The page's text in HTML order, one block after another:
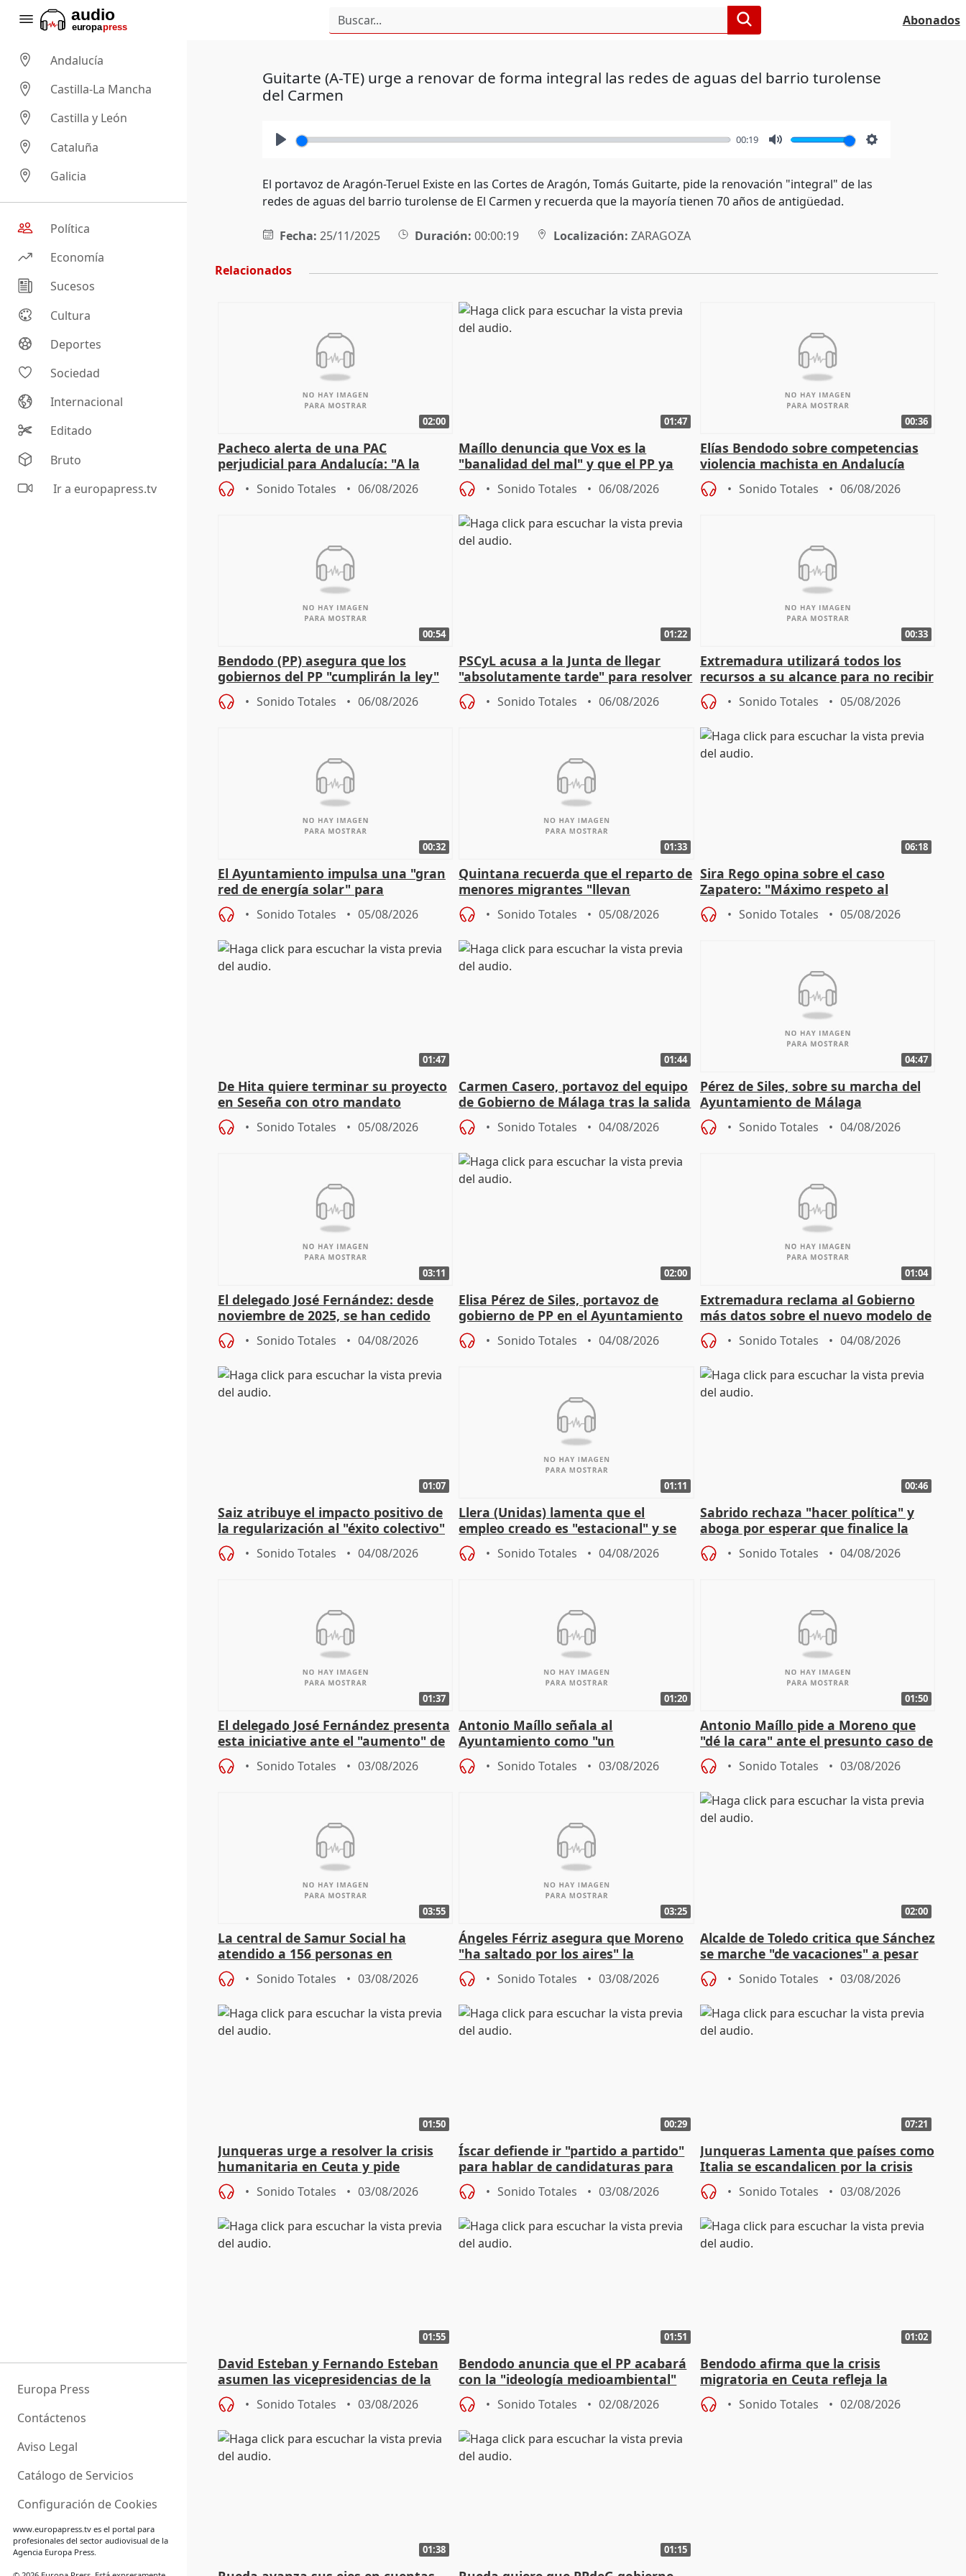
Abonados
Andalucía
Castilla-La Mancha
Castilla y León
Cataluña
Galicia
Política
Economía
Sucesos
Cultura
Deportes
Sociedad
Internacional
Editado
Bruto
Ir a europapress.tv
Europa Press
Contáctenos
Aviso Legal
Catálogo de Servicios
Configuración de Cookies
www.europapress.tves el portal para
profesionales del sector audiovisual de la
Agencia Europa Press.
Guitarte (A-TE) urge a renovar de forma integral las redes de aguas del barrio turolense
del Carmen
00:19
El portavoz de Aragón-Teruel Existe en las Cortes de Aragón, Tomás Guitarte, pide la renovación "integral" de las
redes de aguas del barrio turolense de El Carmen y recuerda que la mayoría tienen 70 años de antigüedad.
Fecha: 25/11/2025 Duración: 00:00:19 Localización: ZARAGOZA
Relacionados
02:00
Pacheco alerta de una PAC
perjudicial para Andalucía: "A la
agricultura hay que protegerla"
Sonido Totales 06/08/2026
01:47
Maíllo denuncia que Vox es la
"banalidad del mal" y que el PP ya
asume todas sus tesis
Sonido Totales 06/08/2026
00:36
Elías Bendodo sobre competencias
violencia machista en Andalucía
Sonido Totales 06/08/2026
00:54
Bendodo (PP) asegura que los
gobiernos del PP "cumplirán la ley"
sobre los menores migrantes
Sonido Totales 06/08/2026
01:22
PSCyL acusa a la Junta de llegar
"absolutamente tarde" para resolver
problemas como Newcastle
Sonido Totales 06/08/2026
00:33
Extremadura utilizará todos los
recursos a su alcance para no recibir
más menores migrantes
Sonido Totales 05/08/2026
00:32
El Ayuntamiento impulsa una "gran
red de energía solar" para
autoconsumo
Sonido Totales 05/08/2026
01:33
Quintana recuerda que el reparto de
menores migrantes "llevan
aportación del Gobierno" central
Sonido Totales 05/08/2026
06:18
Sira Rego opina sobre el caso
Zapatero: "Máximo respeto al
proceso judicial"
Sonido Totales 05/08/2026
01:47
De Hita quiere terminar su proyecto
en Seseña con otro mandato
Sonido Totales 05/08/2026
01:44
Carmen Casero, portavoz del equipo
de Gobierno de Málaga tras la salida
de Pérez de Siles
Sonido Totales 04/08/2026
04:47
Pérez de Siles, sobre su marcha del
Ayuntamiento de Málaga
Sonido Totales 04/08/2026
03:11
El delegado José Fernández: desde
noviembre de 2025, se han cedido
9.810 ayudas por nacimiento
Sonido Totales 04/08/2026
02:00
Elisa Pérez de Siles, portavoz de
gobierno de PP en el Ayuntamiento
de Málaga, deja la política
Sonido Totales 04/08/2026
01:04
Extremadura reclama al Gobierno
más datos sobre el nuevo modelo de
financiación
Sonido Totales 04/08/2026
01:07
Saiz atribuye el impacto positivo de
la regularización al "éxito colectivo"
del Gobierno
Sonido Totales 04/08/2026
01:11
Llera (Unidas) lamenta que el
empleo creado es "estacional" y se
"esfumará" al acabar el verano
Sonido Totales 04/08/2026
00:46
Sabrido rechaza "hacer política" y
aboga por esperar que finalice la
investigación del incendio
Sonido Totales 04/08/2026
01:37
El delegado José Fernández presenta
esta iniciative ante el "aumento" de
personas sin hogar en Madri
Sonido Totales 03/08/2026
01:20
Antonio Maíllo señala al
Ayuntamiento como "un
especulador más" sobre viviendas de
Jiménez Becerril
Sonido Totales 03/08/2026
01:50
Antonio Maíllo pide a Moreno que
"dé la cara" ante el presunto caso de
acoso del CEO de ADM
Sonido Totales 03/08/2026
03:55
La central de Samur Social ha
atendido a 156 personas en
situación de calle durante Campaña
de CalorSonido Totales 03/08/2026
03:25
Ángeles Férriz asegura que Moreno
"ha saltado por los aires" la
negociación tras acuerdo con SMA
Sonido Totales 03/08/2026
02:00
Alcalde de Toledo critica que Sánchez
se marche "de vacaciones" a pesar
de la crisis migratoria
Sonido Totales 03/08/2026
01:50
Junqueras urge a resolver la crisis
humanitaria en Ceuta y pide
responsabilidad a la UE
Sonido Totales 03/08/2026
00:29
Íscar defiende ir "partido a partido"
para hablar de candidaturas para
2027
Sonido Totales 03/08/2026
07:21
Junqueras Lamenta que países como
Italia se escandalicen por la crisis
migratoria
Sonido Totales 03/08/2026
01:55
David Esteban y Fernando Esteban
asumen las vicepresidencias de la
Diputación de Valladolid
Sonido Totales 03/08/2026
01:51
Bendodo anuncia que el PP acabará
con la "ideología medioambiental"
para regenerar las playas
Sonido Totales 02/08/2026
01:02
Bendodo afirma que la crisis
migratoria en Ceuta refleja la
"extrema debilidad" del Gobierno
Sonido Totales 02/08/2026
01:38 01:15